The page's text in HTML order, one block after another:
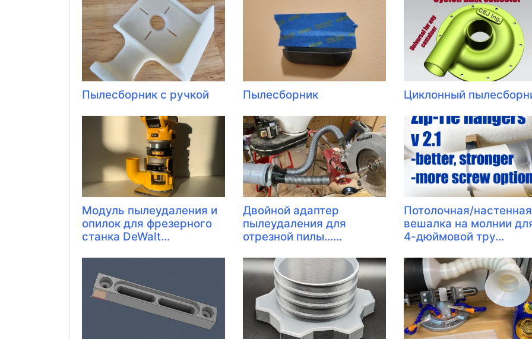
Пылесборник с ручкой Пылесборник Циклонный
Модуль пылеудаления и
опилок для фрезерного
станка DeWalt...
Двойной адаптер
пылеудаления для
отрезной пилы......
Потолочная/настенная
вешалка на молнии
4-дюймовой тру...